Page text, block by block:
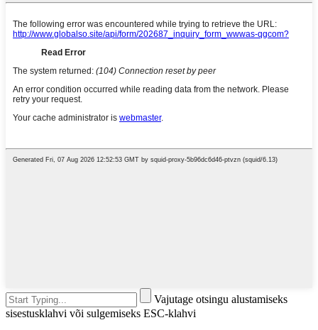
Vajutage otsingu alustamiseks
sisestusklahvi või sulgemiseks ESC-klahvi